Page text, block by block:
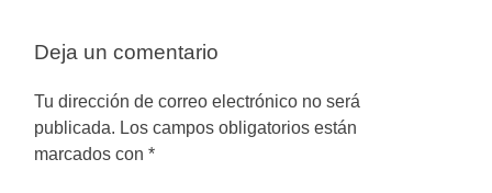
Deja un comentario
Tu dirección de correo electrónico no será
publicada. Los campos obligatorios están
marcados con*